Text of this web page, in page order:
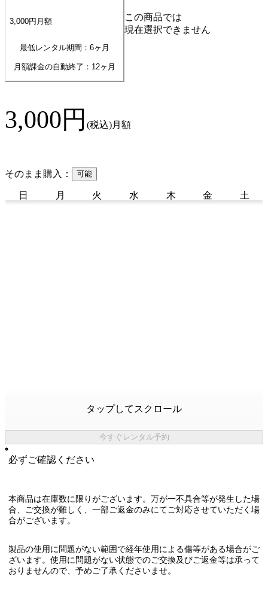
3,000円 月額
最低レンタル期間：6ヶ月
月額課金の自動終了： 12ヶ月
この商品では
現在選択できません
3,000円 (税込)月額
そのまま購入： 可能
日 月 火 水 木 金 土
タップしてスクロール
今すぐレンタル予約
必ずご確認ください
本商品は在庫数に限りがございます。万が一不具合等が発生した場
合、ご交換が難しく、一部ご返金のみにてご対応させていただく場
合がございます。
製品の使用に問題がない範囲で経年使用による傷等がある場合がご
ざいます。使用に問題がない状態でのご交換及びご返金等は承って
おりませんので、予めご了承くださいませ。